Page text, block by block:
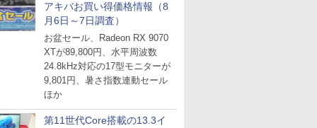
アキバお買い得価格情報（8
月6日～7日調査）
お盆セール、Radeon RX 9070
XTが89,800円、水平周波数
24.8kHz対応の17型モニターが
9,801円、暑さ指数連動セール
ほか
第11世代Core搭載の13.3イ